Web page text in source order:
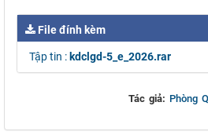
File đính kèm
Tập tin : kdclgd-5_e_2026.rar
Tác giả: Phòng